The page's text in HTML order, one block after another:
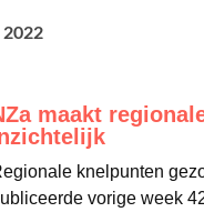
maakt
knelpunten
vorige week